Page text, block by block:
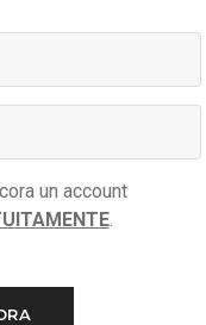
un account
.